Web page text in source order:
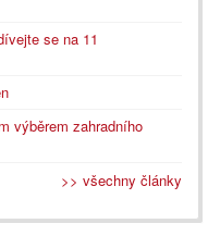
se na 11
výběrem zahradního
>> všechny články